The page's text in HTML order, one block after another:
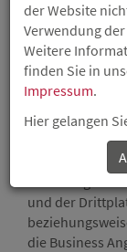
das beste
während der
haben oder in
noch bis zum
Strukturbank
„Pioniergeist
und der
die Business
der Website
Verwendung
Weitere
finden Sie in
Impressum.
Hier gelangen